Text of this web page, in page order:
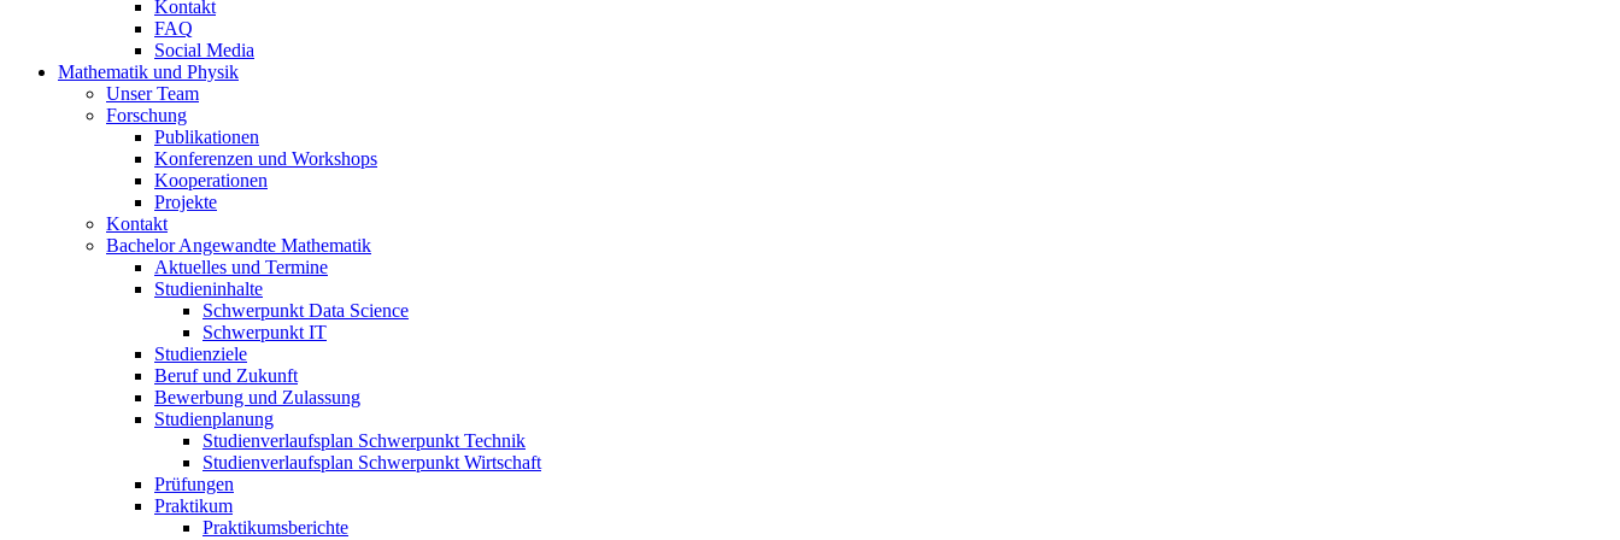
Kontakt
FAQ
Social Media
Mathematik und Physik
Unser Team
Forschung
Publikationen
Konferenzen und Workshops
Kooperationen
Projekte
Kontakt
Bachelor Angewandte Mathematik
Aktuelles und Termine
Studieninhalte
Schwerpunkt Data Science
Schwerpunkt IT
Studienziele
Beruf und Zukunft
Bewerbung und Zulassung
Studienplanung
Studienverlaufsplan Schwerpunkt Technik
Studienverlaufsplan Schwerpunkt Wirtschaft
Prüfungen
Praktikum
Praktikumsberichte